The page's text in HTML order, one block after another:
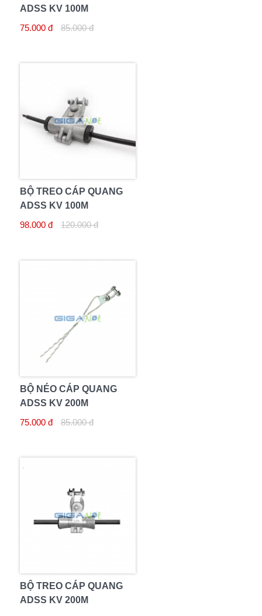
ADSS KV 100M
75.000 đ
85.000 đ
BỘ TREO CÁP QUANG
ADSS KV 100M
98.000 đ
120.000 đ
BỘ NÉO CÁP QUANG
ADSS KV 200M
75.000 đ
85.000 đ
BỘ TREO CÁP QUANG
ADSS KV 200M